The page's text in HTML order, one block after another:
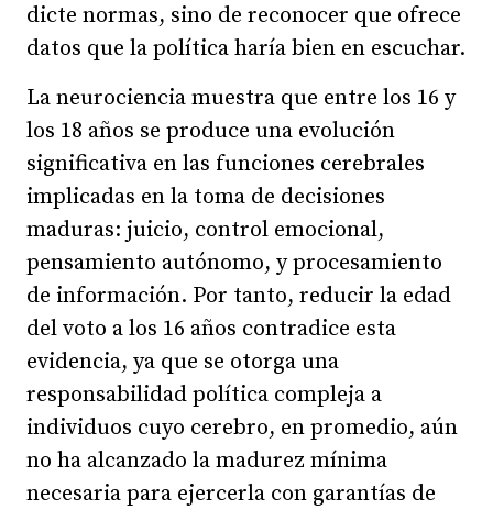
dicte normas, sino de reconocer que ofrece
datos que la política haría bien en escuchar.
La neurociencia muestra que entre los 16 y
los 18 años se produce una evolución
significativa en las funciones cerebrales
implicadas en la toma de decisiones
maduras: juicio, control emocional,
pensamiento autónomo, y procesamiento
de información. Por tanto, reducir la edad
del voto a los 16 años contradice esta
evidencia, ya que se otorga una
responsabilidad política compleja a
individuos cuyo cerebro, en promedio, aún
no ha alcanzado la madurez mínima
necesaria para ejercerla con garantías de